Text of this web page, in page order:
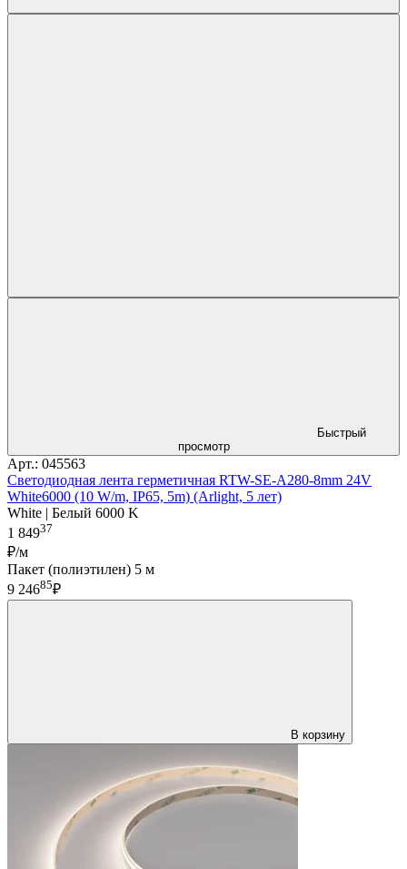
Быстрый
просмотр
Арт.: 045563
Светодиодная лента герметичная RTW-SE-A280-8mm 24V
White6000 (10 W/m, IP65, 5m) (Arlight, 5 лет)
White | Белый 6000 K
1 84937
₽/м
Пакет (полиэтилен) 5 м
9 24685₽
В корзину